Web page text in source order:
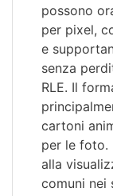
possono
per pixel,
e
senza
RLE. Il
cartoni
per le foto.
alla
comuni nei